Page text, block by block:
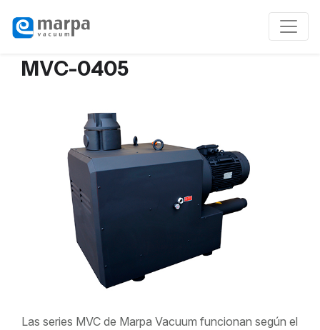
MVC-0405
Las series MVC de Marpa Vacuum funcionan según el